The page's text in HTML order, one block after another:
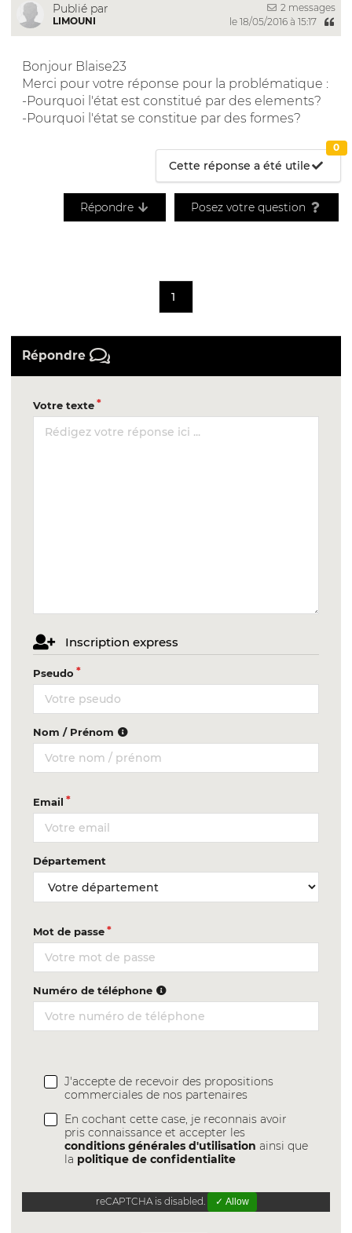
Publié par
LIMOUNI
2 messages
le 18/05/2016 à 15:17
Bonjour Blaise23
Merci pour votre réponse pour la problématique :
-Pourquoi l'état est constitué par des elements?
-Pourquoi l'état se constitue par des formes?
Cette réponse a été utile
0
Répondre Posez votre question
1
Répondre
Votre texte
Inscription express
Pseudo
Nom / Prénom
Email
Département
Mot de passe
Numéro de téléphone
J'accepte de recevoir des propositions
commerciales de nos partenaires
En cochant cette case, je reconnais avoir
pris connaissance et accepter les
conditions générales d'utilisation ainsi que
la politique de confidentialite
reCAPTCHA is disabled. ✓ Allow